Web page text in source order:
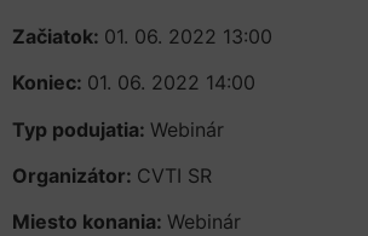
Začiatok: 01. 06. 2022 13:00
Koniec: 01. 06. 2022 14:00
Typ podujatia: Webinár
Organizátor: CVTI SR
Miesto konania: Webinár